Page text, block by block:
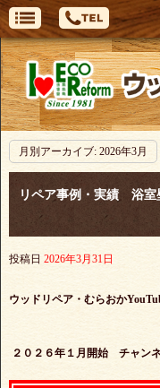
月別アーカイブ: 2026年3月
リペア事例・実績 浴室
投稿日 2026年3月31日
ウッドリペア・むらおか
２０２６年１月開始 チャン